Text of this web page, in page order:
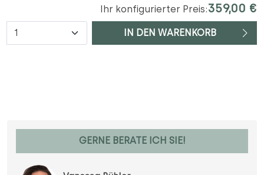
Ihr konfigurierter Preis:359,00 €
Anzahl IN DEN WARENKORB
GERNE BERATE ICH SIE!